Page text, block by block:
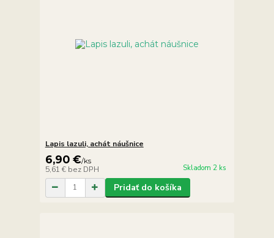
Lapis lazuli, achát náušnice
6,90 €/ks
5,61 € bez DPH Skladom 2 ks
Pridať do košíka